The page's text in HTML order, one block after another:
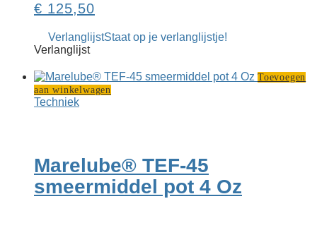
€ 125,50
VerlanglijstStaat op je verlanglijstje!
Verlanglijst
Toevoegen
aan winkelwagen
Techniek
Marelube® TEF-45
smeermiddel pot 4 Oz